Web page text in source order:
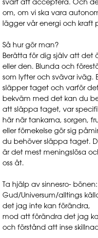
svårt att acceptera. Och
om, om vi ska vara
lägger vår energi och kraft
Så hur gör man?
Berätta för dig själv att
eller den. Blunda och
som lyfter och svävar iväg.
släpper taget och varför
bekväm med det kan du
att släppa taget, var
här när tankarna, sorgen,
eller förnekelse gör sig
du behöver släppa taget.
är det mest meningslösa
oss åt.
Ta hjälp av sinnesro- bönen:
Gud/Universum/alltings
det jag inte kan förändra,
mod att förändra det jag
och förstånd att inse